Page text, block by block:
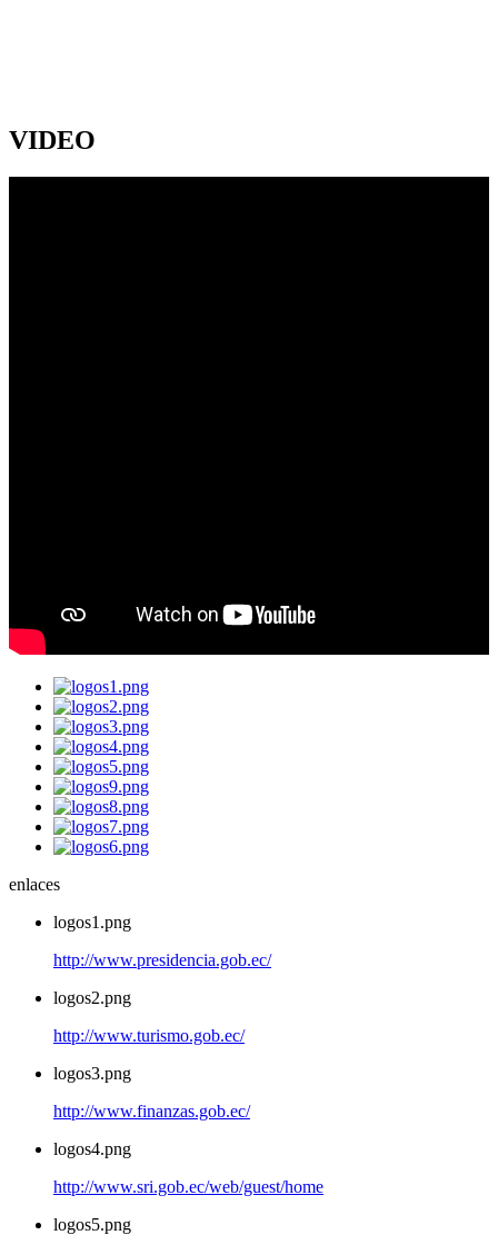
VIDEO
enlaces
logos1.png
http://www.presidencia.gob.ec/
logos2.png
http://www.turismo.gob.ec/
logos3.png
http://www.finanzas.gob.ec/
logos4.png
http://www.sri.gob.ec/web/guest/home
logos5.png